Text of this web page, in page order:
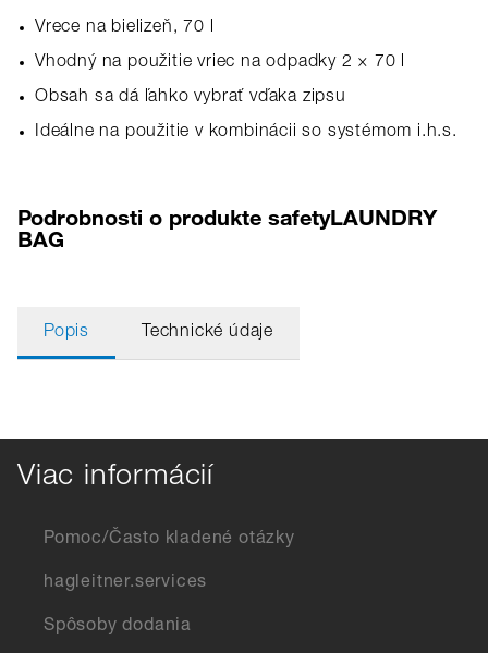
Vrece na bielizeň, 70 l
Vhodný na použitie vriec na odpadky 2 × 70 l
Obsah sa dá ľahko vybrať vďaka zipsu
Ideálne na použitie v kombinácii so systémom i.h.s.
Podrobnosti o produkte safetyLAUNDRY
BAG
Popis Technické údaje
Viac informácií
Pomoc/Často kladené otázky
hagleitner.services
Spôsoby dodania